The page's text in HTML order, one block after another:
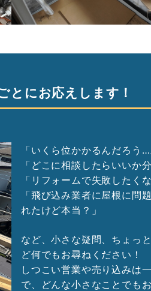
とにお応えします！
「いくら位かかるんだろう…
「どこに相談したらいいか
「リフォームで失敗したくな
「飛び込み業者に屋根に問
れたけど本当？」
など、小さな疑問、ちょっ
ど何でもお尋ねください！
しつこい営業や売り込みは
で、どんな小さなことでも